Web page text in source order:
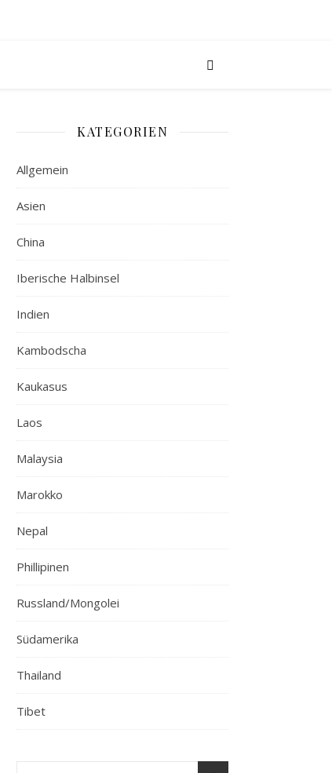
KATEGORIEN
Allgemein
Asien
China
Iberische Halbinsel
Indien
Kambodscha
Kaukasus
Laos
Malaysia
Marokko
Nepal
Phillipinen
Russland/Mongolei
Südamerika
Thailand
Tibet